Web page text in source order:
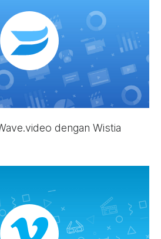
dengan Wistia